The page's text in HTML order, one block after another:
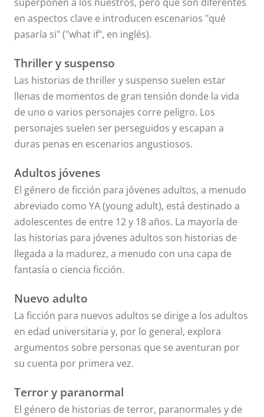
en aspectos clave e introducen escenarios "qué
pasaría si" ("what if", en inglés).
Thriller y suspenso
Las historias de thriller y suspenso suelen estar
llenas de momentos de gran tensión donde la vida
de uno o varios personajes corre peligro. Los
personajes suelen ser perseguidos y escapan a
duras penas en escenarios angustiosos.
Adultos jóvenes
El género de ficción para jóvenes adultos, a menudo
abreviado como YA (young adult), está destinado a
adolescentes de entre 12 y 18 años. La mayoría de
las historias para jóvenes adultos son historias de
llegada a la madurez, a menudo con una capa de
fantasía o ciencia ficción.
Nuevo adulto
La ficción para nuevos adultos se dirige a los adultos
en edad universitaria y, por lo general, explora
argumentos sobre personas que se aventuran por
su cuenta por primera vez.
Terror y paranormal
El género de historias de terror, paranormales y de